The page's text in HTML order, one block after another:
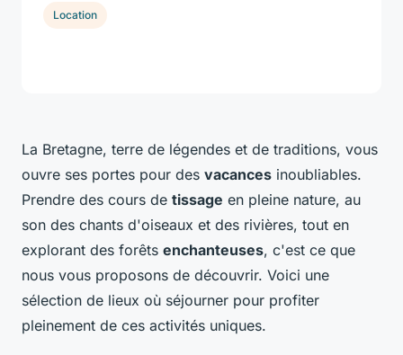
La Bretagne, terre de légendes et de traditions, vous
ouvre ses portes pour des vacances inoubliables.
Prendre des cours de tissage en pleine nature, au
son des chants d'oiseaux et des rivières, tout en
explorant des forêts enchanteuses, c'est ce que
nous vous proposons de découvrir. Voici une
sélection de lieux où séjourner pour profiter
pleinement de ces activités uniques.
Location